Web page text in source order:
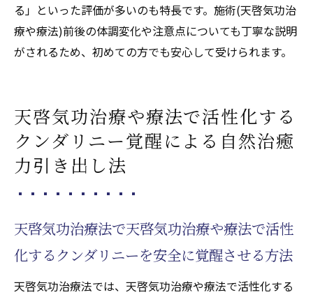
る」といった評価が多いのも特長です。施術(天啓気功治
療や療法)前後の体調変化や注意点についても丁寧な説明
がされるため、初めての方でも安心して受けられます。
天啓気功治療や療法で活性化する
クンダリニー覚醒による自然治癒
力引き出し法
天啓気功治療法で天啓気功治療や療法で活性
化するクンダリニーを安全に覚醒させる方法
天啓気功治療法では、天啓気功治療や療法で活性化する